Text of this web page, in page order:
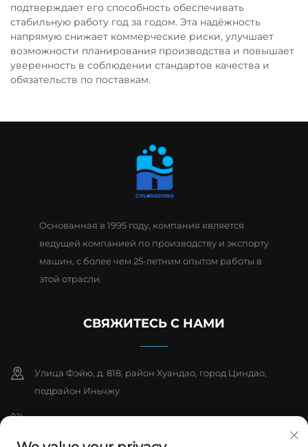
подтверждает его способность обеспечивать
стабильную работу год за годом. Эта надёжность
напрямую снижает коммерческие риски, улучшает
возможности планирования производства и повышает
уверенность в соблюдении стандартов качества и
обязательств по поставкам.
Основанная в 1995 году, компания является
ведущей компанией по производству и экспорту
машин, с более чем 25-летним опытом работы в
этой отрасли.
СВЯЖИТЕСЬ С НАМИ
Улица Фэйю, д. 818, район Хуандао, город Циндао,
подрайон Иньчжу